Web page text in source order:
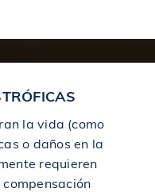
la vida (como
o daños en la
requieren
de construcción
de bicicleta